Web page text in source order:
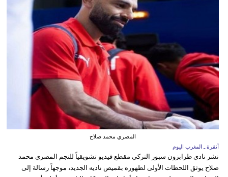
المصري محمد صلاح
أنقرة ـ المغرب اليوم
نشر نادي طرابزون سبور التركي مقطع فيديو تشويقياً للنجم المصري محمد
صلاح يوثق اللحظات الأولى لظهوره بقميص ناديه الجديد، موجهاً رسالة إلى